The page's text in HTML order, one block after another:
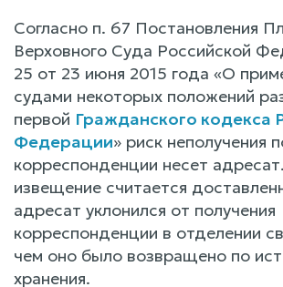
Согласно п. 67 Постановления
Верховного Суда Российской
25 от 23 июня 2015 года «О
судами некоторых положений
первой Гражданского кодекса
Федерации» риск неполучения
корреспонденции несет
извещение считается
адресат уклонился от получения
корреспонденции в отделении
чем оно было возвращено по
хранения.